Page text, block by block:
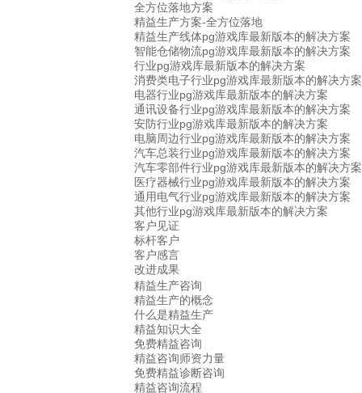
全方位落地方案
精益生产方案-全方位落地
精益生产线体pg游戏库最新版本的解决方案
智能仓储物流pg游戏库最新版本的解决方案
行业pg游戏库最新版本的解决方案
消费类电子行业pg游戏库最新版本的解决方案
电器行业pg游戏库最新版本的解决方案
通讯设备行业pg游戏库最新版本的解决方案
安防行业pg游戏库最新版本的解决方案
电脑周边行业pg游戏库最新版本的解决方案
汽车总装行业pg游戏库最新版本的解决方案
汽车零部件行业pg游戏库最新版本的解决方案
医疗器械行业pg游戏库最新版本的解决方案
通用电气行业pg游戏库最新版本的解决方案
其他行业pg游戏库最新版本的解决方案
客户见证
标杆客户
客户感言
改进成果
精益生产咨询
精益生产的概念
什么是精益生产
精益知识大全
免费精益咨询
精益咨询师资力量
免费精益诊断咨询
精益咨询流程